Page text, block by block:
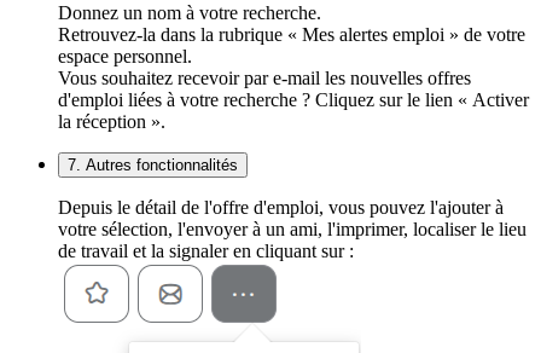
Donnez un nom à votre recherche.
Retrouvez-la dans la rubrique « Mes alertes emploi » de votre
espace personnel.
Vous souhaitez recevoir par e-mail les nouvelles offres
d'emploi liées à votre recherche ? Cliquez sur le lien « Activer
la réception ».
7. Autres fonctionnalités
Depuis le détail de l'offre d'emploi, vous pouvez l'ajouter à
votre sélection, l'envoyer à un ami, l'imprimer, localiser le lieu
de travail et la signaler en cliquant sur :